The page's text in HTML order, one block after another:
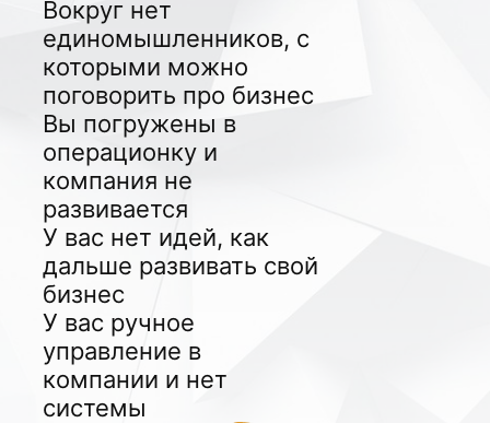
Вокруг нет
единомышленников, с
которыми можно
поговорить про бизнес
Вы погружены в
операционку и
компания не
развивается
У вас нет идей, как
дальше развивать свой
бизнес
У вас ручное
управление в
компании и нет
системы